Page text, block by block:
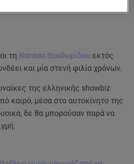
τη Νατάσα Θεοδωρίδου εκτός
και μία στενή φιλία χρόνων.
της ελληνικής showbiz
καιρό, μέσα στο αυτοκίνητο της
δε θα μπορούσαν παρά να